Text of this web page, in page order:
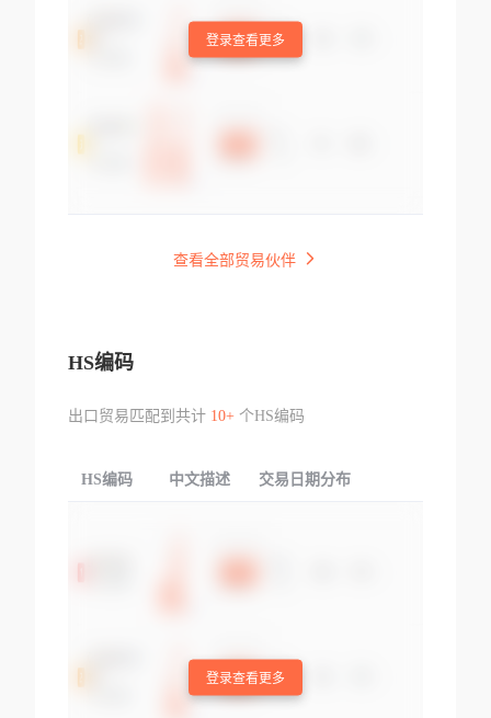
登录查看更多
查看全部贸易伙伴
HS编码
出口贸易匹配到共计 10+个HS编码
HS编码 中文描述 交易日期分布
登录查看更多